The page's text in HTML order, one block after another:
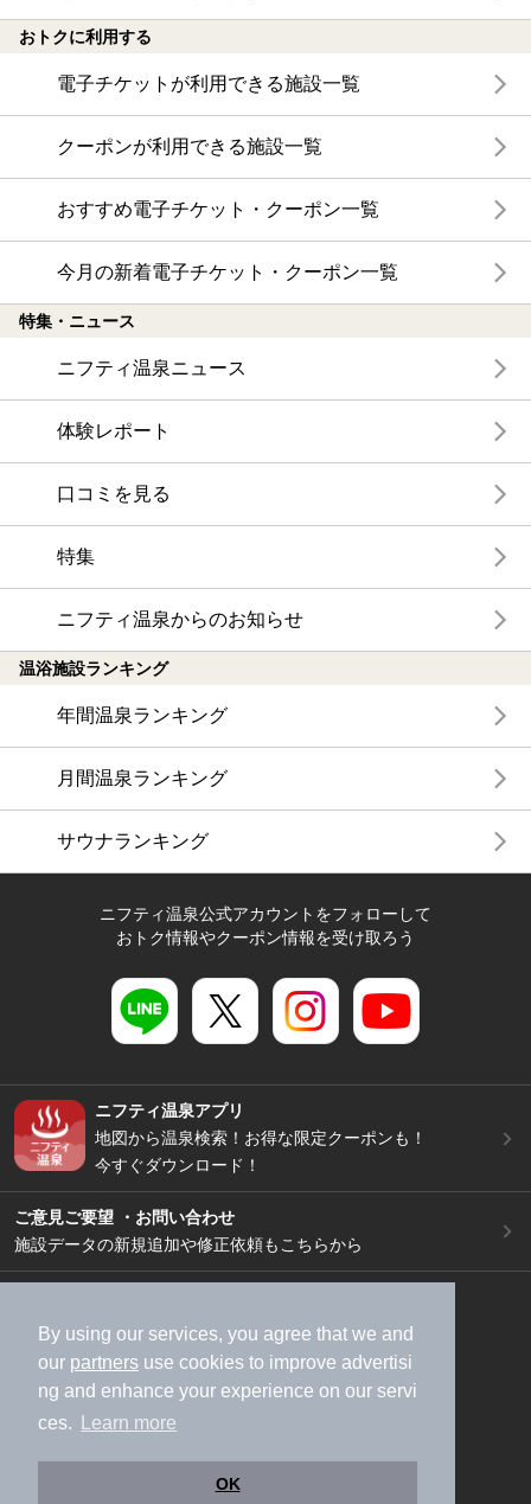
By using our services, you agree that we and
our partners use cookies to improve advertisi
ng and enhance your experience on our servi
ces.
Learn more
OK
おトクに利用する
電子チケットが利用できる施設一覧
クーポンが利用できる施設一覧
おすすめ電子チケット・クーポン一覧
今月の新着電子チケット・クーポン一覧
特集・ニュース
ニフティ温泉ニュース
体験レポート
口コミを見る
特集
ニフティ温泉からのお知らせ
温浴施設ランキング
年間温泉ランキング
月間温泉ランキング
サウナランキング
ニフティ温泉公式アカウントをフォローして
おトク情報やクーポン情報を受け取ろう
ニフティ温泉アプリ
地図から温泉検索！お得な限定クーポンも！
今すぐダウンロード！
ご意見ご要望 ・お問い合わせ
施設データの新規追加や修正依頼もこちらから
加盟店募集（資料請求）
広告出稿のご案内
利用規約
ライフスタイルMEMBERS+規約
特定商取引法に基づく表記
ヘルプ
採用情報
運営会社